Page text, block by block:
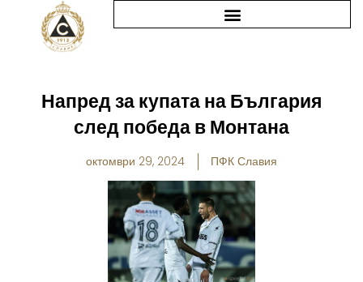
Напред за купата на България
след победа в Монтана
октомври 29, 2024 ПФК Славия